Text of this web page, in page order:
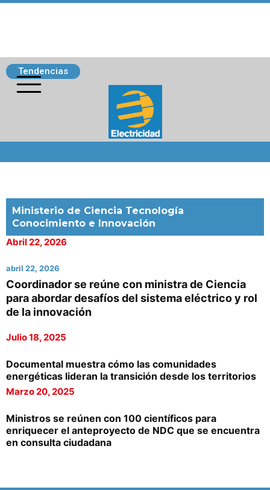
Tendencias
Ministerio de Ciencia Tecnología
Conocimiento e Innovación
Abril 22, 2026
abril 22, 2026
Coordinador se reúne con ministra de Ciencia
para abordar desafíos del sistema eléctrico y rol
de la innovación
Julio 18, 2025
Documental muestra cómo las comunidades
energéticas lideran la transición desde los territorios
Marzo 20, 2025
Ministros se reúnen con 100 científicos para
enriquecer el anteproyecto de NDC que se encuentra
en consulta ciudadana